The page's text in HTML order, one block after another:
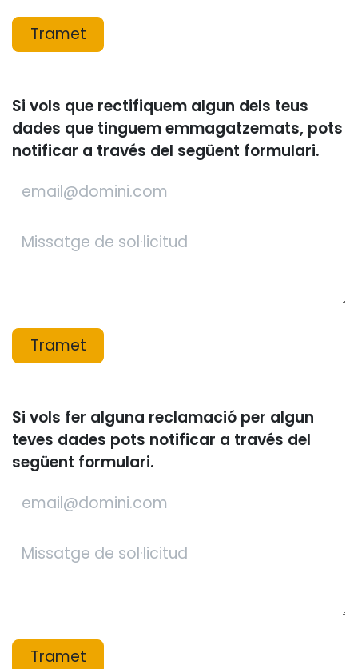
Tramet
Si vols que rectifiquem algun dels teus
dades que tinguem emmagatzemats, pots
notificar a través del següent formulari.
Tramet
Si vols fer alguna reclamació per algun
teves dades pots notificar a través del
següent formulari.
Tramet